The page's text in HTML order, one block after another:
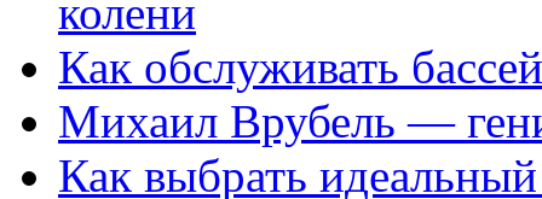
колени
Как обслуживать
Михаил Врубель —
Как выбрать